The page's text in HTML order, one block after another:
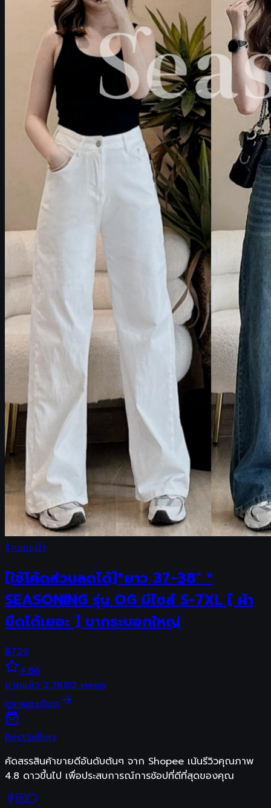
ร้านแนะนำ
[ใช้โค้ดส่วนลดได้]*ยาว 37-38" *
SEASONING รุ่น OG มีไซส์ S-7XL [ ผ้า
ยืดได้เยอะ ] ขากระบอกใหญ่
฿729
4.86
ขายแล้ว 2.7K80 views
ดูรายละเอียด
BestSellers
คัดสรรสินค้าขายดีอันดับต้นๆ จาก Shopee เน้นรีวิวคุณภาพ
4.8 ดาวขึ้นไป เพื่อประสบการณ์การช้อปที่ดีที่สุดของคุณ